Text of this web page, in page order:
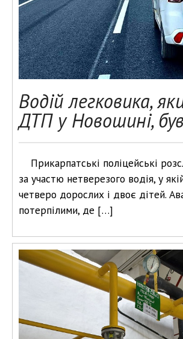
Водій легковика,
ДТП у Новошині,
Прикарпатські поліцейські
за участю нетверезого водія, у
четверо дорослих і двоє дітей.
потерпілими, де […]